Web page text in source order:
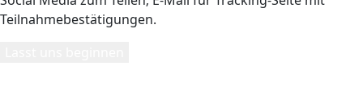
Teilnahmebestätigungen.